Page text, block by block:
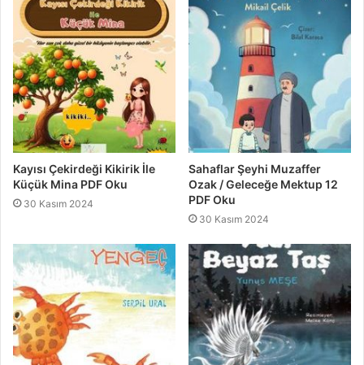
Kayısı Çekirdeği Kikirik İle
Küçük Mina PDF Oku
30 Kasım 2024
Sahaflar Şeyhi Muzaffer
Ozak / Geleceğe Mektup 12
PDF Oku
30 Kasım 2024